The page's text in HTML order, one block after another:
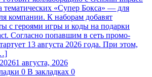
тематических «Супер Бокса» — для
компании. К наборам добавят
с героями игры и коды на подарки
Согласно попавшим в сеть промо-
13 августа 2026 года. При этом,
1 августа, 2026
0 В закладках 0